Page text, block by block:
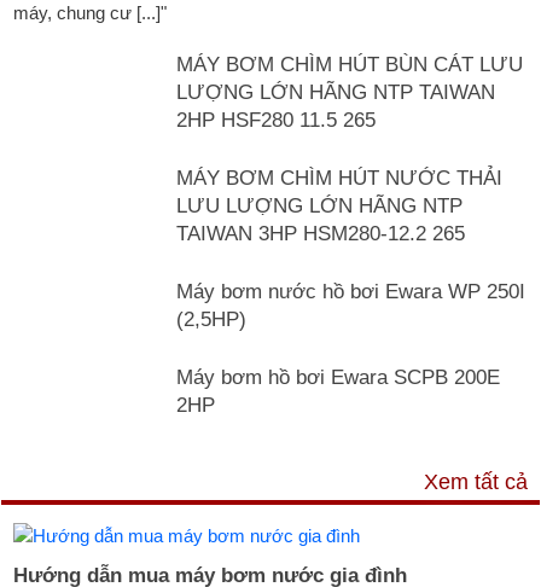
máy, chung cư [...]"
MÁY BƠM CHÌM HÚT BÙN CÁT LƯU
LƯỢNG LỚN HÃNG NTP TAIWAN
2HP HSF280 11.5 265
MÁY BƠM CHÌM HÚT NƯỚC THẢI
LƯU LƯỢNG LỚN HÃNG NTP
TAIWAN 3HP HSM280-12.2 265
Máy bơm nước hồ bơi Ewara WP 250I
(2,5HP)
Máy bơm hồ bơi Ewara SCPB 200E
2HP
Xem tất cả
Hướng dẫn mua máy bơm nước gia đình